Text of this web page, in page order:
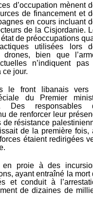
d’occupation mènent
de financement et
en cours incluant
de la Cisjordanie.
de préoccupations
utilisées lors
bien que
n’indiquent pas
ce jour.
le front libanais vers
du Premier
Des responsables
de renforcer leur
de résistance
de la première fois,
étaient redirigées
proie à des
ayant entraîné la mort
et conduit à
de dizaines de